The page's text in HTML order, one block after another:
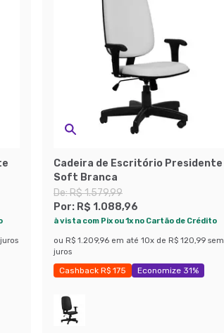
Cadeira de Escritório Presidente
Soft Branca
De:R$ 1.579,99
Por: R$ 1.088,96
à vista com Pix ou 1x no Cartão de Crédito
ou R$ 1.209,96 em até 10x de R$ 120,99 sem
juros
Cashback R$ 175 Economize 31%